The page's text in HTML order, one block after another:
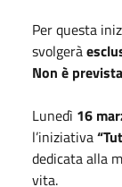
Per questa
svolgerà
Non è
Lunedì 16
l’iniziativa
dedicata alla
vita.